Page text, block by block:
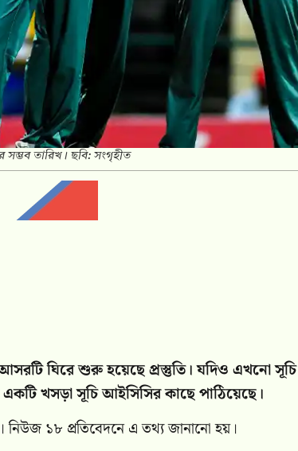
সম্ভব তারিখ। ছবি: সংগৃহীত
ঘিরে শুরু হয়েছে প্রস্তুতি। যদিও এখনো সূচি
একটি খসড়া সূচি আইসিসির কাছে পাঠিয়েছে।
নিউজ ১৮ প্রতিবেদনে এ তথ্য জানানো হয়।